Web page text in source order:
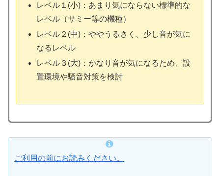
レベル１(小)：あまり気にならない標準的な
レベル（サミー等の機種）
レベル２(中)：ややうるさく、少し音が気に
なるレベル
レベル３(大)：かなり音が気になるため、設
置環境や騒音対策を検討
ご利用の前にお読みください。